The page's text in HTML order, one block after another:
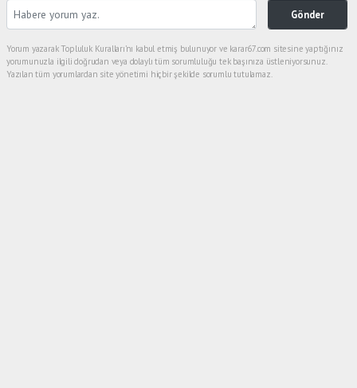
Gönder
Yorum yazarak Topluluk Kuralları’nı kabul etmiş bulunuyor ve karar67.com sitesine yaptığınız
yorumunuzla ilgili doğrudan veya dolaylı tüm sorumluluğu tek başınıza üstleniyorsunuz.
Yazılan tüm yorumlardan site yönetimi hiçbir şekilde sorumlu tutulamaz.